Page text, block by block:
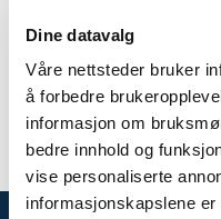
Dine datavalg
Våre nettsteder bruker
å forbedre
informasjon om
bedre innhold og
vise personaliserte
informasjonskapslene
Se alle behandlere